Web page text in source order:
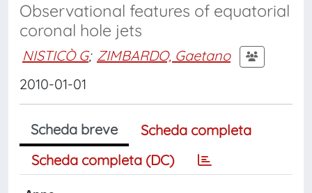
Observational features of equatorial
coronal hole jets
NISTICÒ G; ZIMBARDO, Gaetano
2010-01-01
Scheda breve
Scheda completa
Scheda completa (DC)